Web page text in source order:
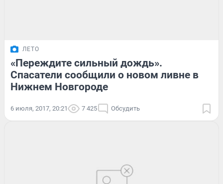
ЛЕТО
«Переждите сильный дождь».
Спасатели сообщили о новом ливне в
Нижнем Новгороде
6 июля, 2017, 20:21 7 425 Обсудить